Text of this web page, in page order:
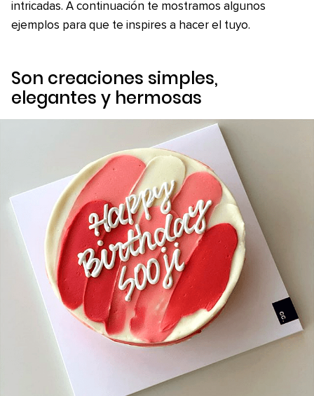
intricadas. A continuación te mostramos algunos
ejemplos para que te inspires a hacer el tuyo.
Son creaciones simples,
elegantes y hermosas